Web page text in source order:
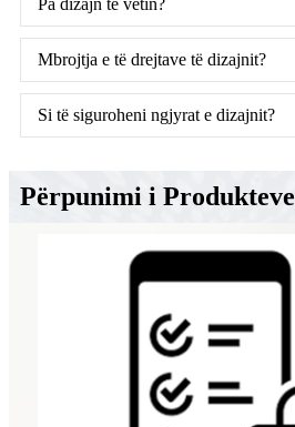
Mbrojtja e të drejtave të dizajnit?
Si të siguroheni ngjyrat e dizajnit?
Përpunimi i Produkteve